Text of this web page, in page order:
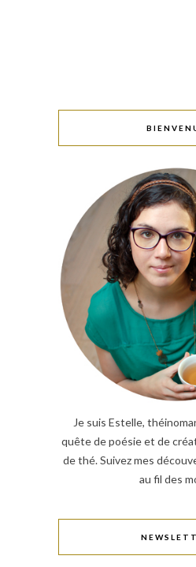
Je suis Estelle,
quête de poésie et de
de thé. Suivez mes
au fil des